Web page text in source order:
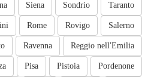
Taranto
Sondrio
Siena
Salerno
Rovigo
Rome
Reggio nell'Emilia
Ravenna
Pordenone
Pistoia
Pisa